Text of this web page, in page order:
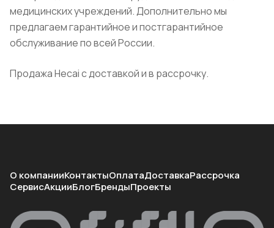
медицинских учреждений. Дополнительно мы
предлагаем гарантийное и постгарантийное
обслуживание по всей России.
Продажа Hecai с доставкой и в рассрочку.
О компанииКонтактыОплатаДоставкаРассрочка
СервисАкцииБлогБрендыПроекты